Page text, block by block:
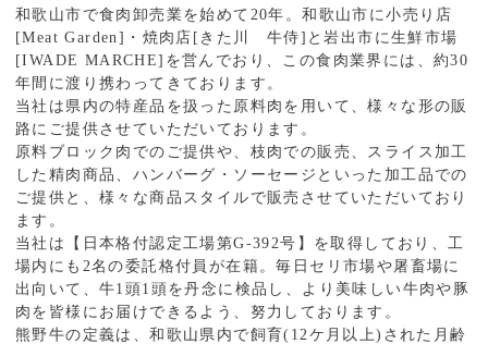
和歌山市で食肉卸売業を始めて20年。和歌山市に小売り店
[Meat Garden]・焼肉店[きた川 牛侍]と岩出市に生鮮市場
[IWADE MARCHE]を営んでおり、この食肉業界には、約30
年間に渡り携わってきております。
当社は県内の特産品を扱った原料肉を用いて、様々な形の販
路にご提供させていただいております。
原料ブロック肉でのご提供や、枝肉での販売、スライス加工
した精肉商品、ハンバーグ・ソーセージといった加工品での
ご提供と、様々な商品スタイルで販売させていただいており
ます。
当社は【日本格付認定工場第G-392号】を取得しており、工
場内にも2名の委託格付員が在籍。毎日セリ市場や屠畜場に
出向いて、牛1頭1頭を丹念に検品し、より美味しい牛肉や豚
肉を皆様にお届けできるよう、努力しております。
熊野牛の定義は、和歌山県内で飼育(12ケ月以上)された月齢